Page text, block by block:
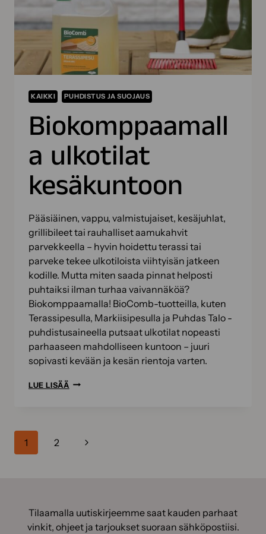
KAIKKI PUHDISTUS JA SUOJAUS
Biokomppaamall
a ulkotilat
kesäkuntoon
Pääsiäinen, vappu, valmistujaiset, kesäjuhlat,
grillibileet tai rauhalliset aamukahvit
parvekkeella – hyvin hoidettu terassi tai
parveke tekee ulkotiloista viihtyisän jatkeen
kodille. Mutta miten saada pinnat helposti
puhtaiksi ilman turhaa vaivannäköä?
Biokomppaamalla! BioComb-tuotteilla, kuten
Terassipesulla, Markiisipesulla ja Puhdas Talo -
puhdistusaineella putsaat ulkotilat nopeasti
parhaaseen mahdolliseen kuntoon – juuri
sopivasti kevään ja kesän rientoja varten.
LUE LISÄÄ BIOKOMPPAAMALLA
Sivunavigointi
1 2
Seuraava
Tilaamalla uutiskirjeemme saat kauden parhaat
vinkit, ohjeet ja tarjoukset suoraan sähköpostiisi.